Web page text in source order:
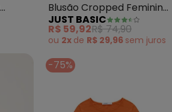
Blusão Cropped Feminino
(Laranja)
JUST BASIC
R$ 59,92R$ 74,90
ou 2x de R$ 29,96 sem juros
-75%